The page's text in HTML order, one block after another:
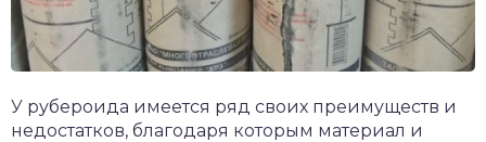
У рубероида имеется ряд своих преимуществ и
недостатков, благодаря которым материал и